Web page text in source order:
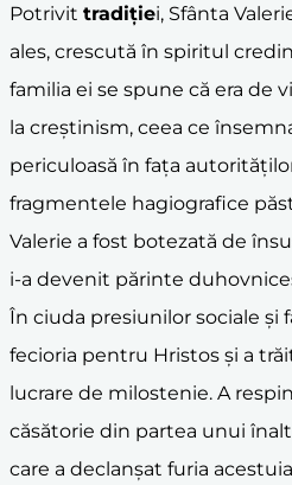
Potrivit tradiției, Sfânta
ales, crescută în spiritul
familia ei se spune că era de
la creștinism, ceea ce
periculoasă în fața
fragmentele hagiografice
Valerie a fost botezată de
i-a devenit părinte
În ciuda presiunilor sociale și
fecioria pentru Hristos și a
lucrare de milostenie. A
căsătorie din partea unui
care a declanșat furia